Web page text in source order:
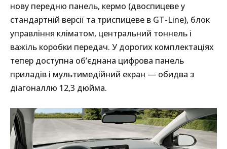
нову передню панель, кермо (двоспицеве у
стандартній версії та триспицеве в GT-Line), блок
управління кліматом, центральний тоннель і
важіль коробки передач. У дорогих комплектаціях
тепер доступна об’єднана цифрова панель
приладів і мультимедійний екран — обидва з
діагоналлю 12,3 дюйма.